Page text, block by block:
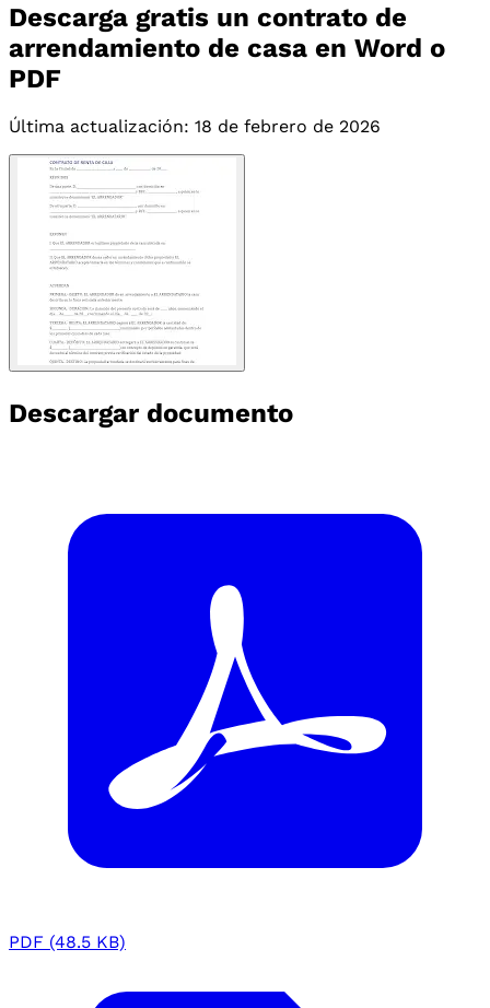
Descarga gratis un contrato de
arrendamiento de casa en Word o
PDF
Última actualización: 18 de febrero de 2026
Descargar documento
PDF (48.5 KB)